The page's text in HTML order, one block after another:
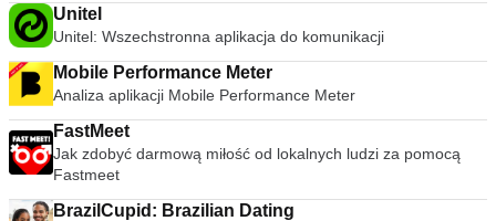
Unitel
Unitel: Wszechstronna aplikacja do komunikacji
Mobile Performance Meter
Analiza aplikacji Mobile Performance Meter
FastMeet
Jak zdobyć darmową miłość od lokalnych ludzi za pomocą
Fastmeet
BrazilCupid: Brazilian Dating